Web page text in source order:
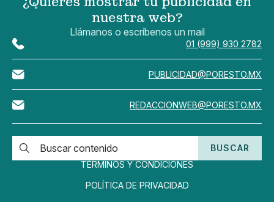
nuestra web?
Llámanos o escríbenos un mail
01 (999) 930 2782
PUBLICIDAD@PORESTO.MX
REDACCIONWEB@PORESTO.MX
BUSCAR
TÉRMINOS Y CONDICIONES
POLÍTICA DE PRIVACIDAD